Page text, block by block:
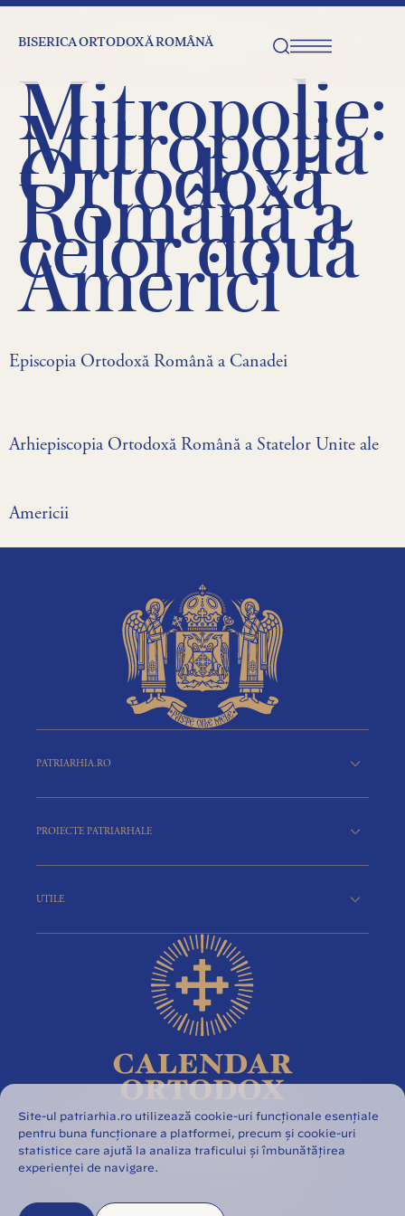
Site-ul patriarhia.ro utilizează cookie-uri funcționale esențiale
pentru buna funcționare a platformei, precum și cookie-uri
statistice care ajută la analiza traficului și îmbunătățirea
experienței de navigare.
BISERICA ORTODOXĂ ROMÂNĂ
Mitropolie:
Mitropolia
Ortodoxă
Română a
celor două
Americi
Episcopia Ortodoxă Română a Canadei
Arhiepiscopia Ortodoxă Română a Statelor Unite ale
Americii
PATRIARHIA.RO
PROIECTE PATRIARHALE
UTILE
drepturile rezervate.